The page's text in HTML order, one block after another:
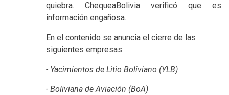
quiebra. ChequeaBolivia verificó que es
información engañosa.
En el contenido se anuncia el cierre de las
siguientes empresas:
- Yacimientos de Litio Boliviano (YLB)
- Boliviana de Aviación (BoA)